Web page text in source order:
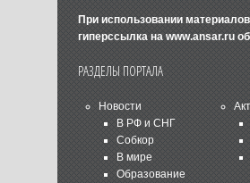
При использовании
гиперссылка на www.ansar.ru
РАЗДЕЛЫ ПОРТАЛА
Новости
В РФ и СНГ
Собкор
В мире
Образование